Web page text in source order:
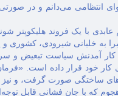
انتظامی می‌دانم و در صورتی
کار آمدنش سياست تبعيض و
اساس بهانه‌های ساختگی صورت